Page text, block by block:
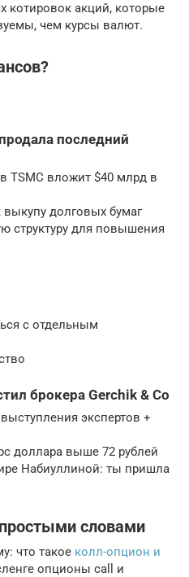
котировок акций, которые
чем курсы валют.
последний
TSMC вложит $40 млрд в
выкупу долговых бумаг
структуру для повышения
с отдельным
брокера Gerchik & Co
экспертов +
доллара выше 72 рублей
Набиуллиной: ты пришла
словами
что такое колл-опцион и
опционы call и